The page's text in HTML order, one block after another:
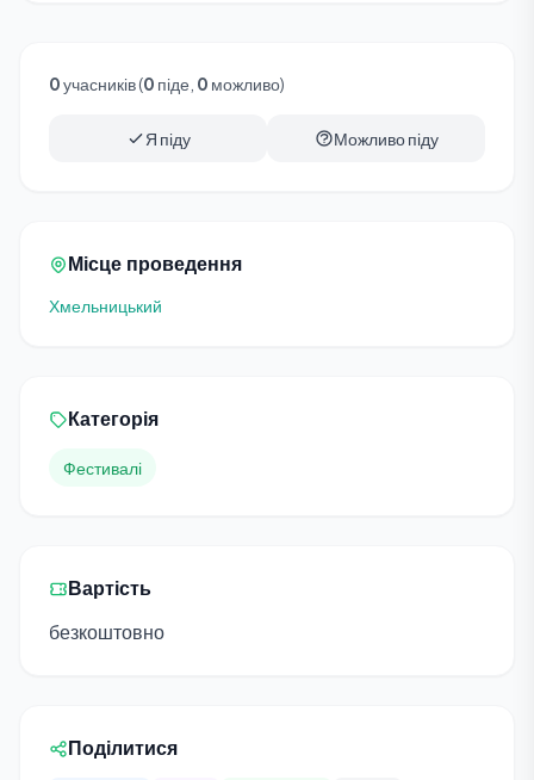
0учасників (0 піде, 0 можливо)
Я піду Можливо піду
Місце проведення
Хмельницький
Категорія
Фестивалі
Вартість
безкоштовно
Поділитися